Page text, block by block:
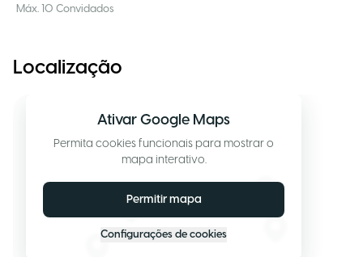
Máx. 10 Convidados
Localização
Ativar Google Maps
Permita cookies funcionais para mostrar o
mapa interativo.
Permitir mapa
Configurações de cookies